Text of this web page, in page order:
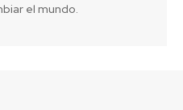
el mundo.